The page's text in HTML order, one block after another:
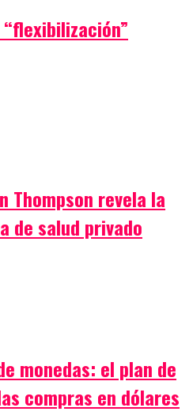
Thompson revela la
de salud privado
monedas: el plan de
compras en dólares